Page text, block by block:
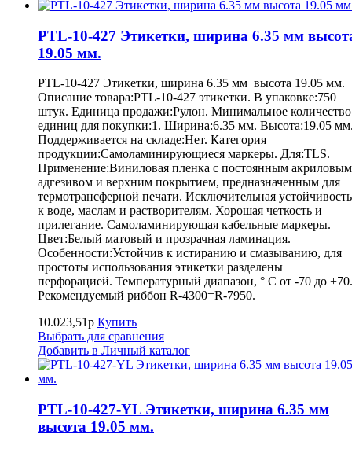
PTL-10-427 Этикетки, ширина 6.35 мм
19.05 мм.
PTL-10-427 Этикетки, ширина 6.35 мм высота 19.05 мм.
Описание товара:PTL-10-427 этикетки. В упаковке:750
штук. Единица продажи:Рулон. Минимальное количество
единиц для покупки:1. Ширина:6.35 мм. Высота:19.05
Поддерживается на складе:Нет. Категория
продукции:Самоламинирующиеся маркеры. Для:TLS.
Применение:Виниловая пленка с постоянным акриловым
адгезивом и верхним покрытием, предназначенным для
термотрансферной печати. Исключительная устойчивость
к воде, маслам и растворителям. Хорошая четкость и
прилегание. Самоламинирующая кабельные маркеры.
Цвет:Белый матовый и прозрачная ламинация.
Особенности:Устойчив к истиранию и смазыванию, для
простоты использования этикетки разделены
перфорацией. Температурный диапазон, ° С от -70 до +70.
Рекомендуемый риббон R-4300=R-7950.
10.023,51р Купить
Выбрать для сравнения
Добавить в Личный каталог
PTL-10-427-YL Этикетки, ширина 6.35 мм
высота 19.05 мм.